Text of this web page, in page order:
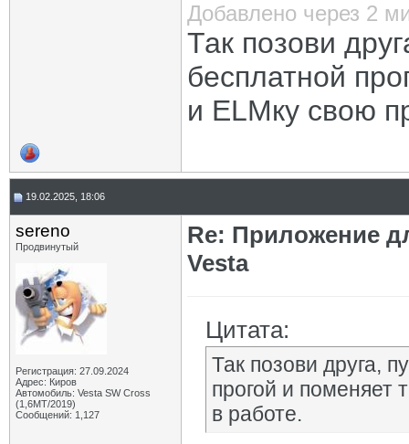
Добавлено через 2
Так позови
бесплатной
и ELMку свою
19.02.2025, 18:06
sereno
Продвинутый
Регистрация: 27.09.2024
Адрес: Киров
Автомобиль: Vesta SW Cross
(1,6МТ/2019)
Сообщений: 1,127
Re: Приложение
Vesta
Цитата:
Так позови друга,
прогой и поменяет
в работе.